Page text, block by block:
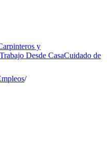
y
Trabajo Desde CasaCuidado de
/